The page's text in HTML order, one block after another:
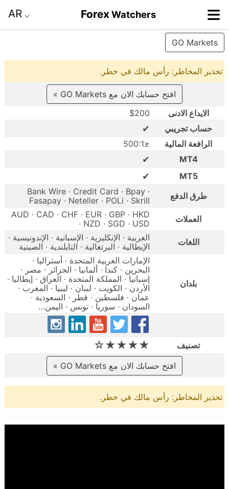
≡
Forex Watchers
⌵
AR
GO Markets
تحذير المخاطر: رأس مالك في خطر.
افتح حسابك الان مع GO Markets »
الايداع الادنى
$200
حساب تجريبي
✔
الرافعة المالية
≤500:1
MT4
✔
MT5
✔
طرق الدفع
Bank Wire · Credit Card · Bpay ·
Fasapay · Neteller · POLi · Skrill
العملات
AUD · CAD · CHF · EUR · GBP · HKD
· NZD · SGD · USD
اللغات
العربية · الإنكليزية · الإسبانية · الإندونيسية ·
الإيطالية · البرتغالية · التايلندية · الصينية
بلدان
الإمارات العربية المتحدة · أستراليا ·
البحرين · كندا · ألمانيا · الجزائر · مصر ·
إسبانيا · المملكة المتحدة · العراق · إيطاليا ·
الأردن · الكويت · لبنان · ليبيا · المغرب ·
عمان · فلسطين · قطر · السعودية ·
السودان · سوريا · تونس · اليمن…
تصنيف ★★★★☆
افتح حسابك الان مع GO Markets »
تحذير المخاطر: رأس مالك في خطر.